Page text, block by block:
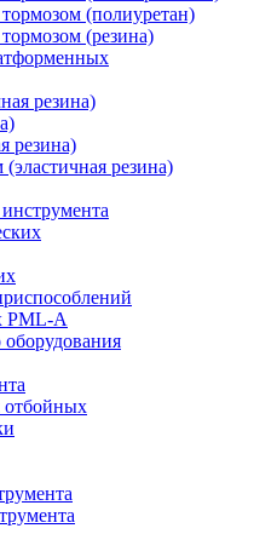
(полиуретан)
(резина)
резина)
резина)
резина)
PML-A
оборудования
отбойных